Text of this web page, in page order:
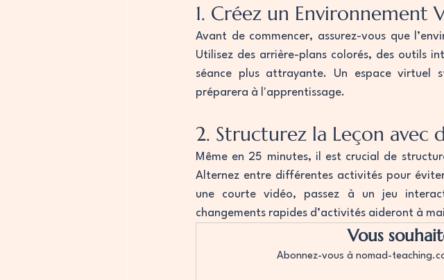
1. Créez un Environnement
Avant de commencer, assurez-vous que
Utilisez des arrière-plans colorés, des outils
séance plus attrayante. Un espace
préparera à l'apprentissage.
2. Structurez la Leçon avec
Même en 25 minutes, il est crucial de
Alternez entre différentes activités pour
une courte vidéo, passez à un jeu
changements rapides d’activités aideront à
Vous
Abonnez-vous à nomad-